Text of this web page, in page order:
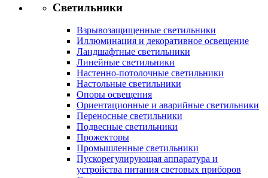
Светильники
Взрывозащищенные светильники
Иллюминация и декоративное освещение
Ландшафтные светильники
Линейные светильники
Настенно-потолочные светильники
Настольные светильники
Опоры освещения
Ориентационные и аварийные светильники
Переносные светильники
Подвесные светильники
Прожекторы
Промышленные светильники
Пускорегулирующая аппаратура и
устройства питания световых приборов